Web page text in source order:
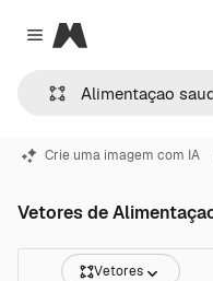
Close menu
Magnific
Crie uma imagem com IA
Vetores de
Vetores